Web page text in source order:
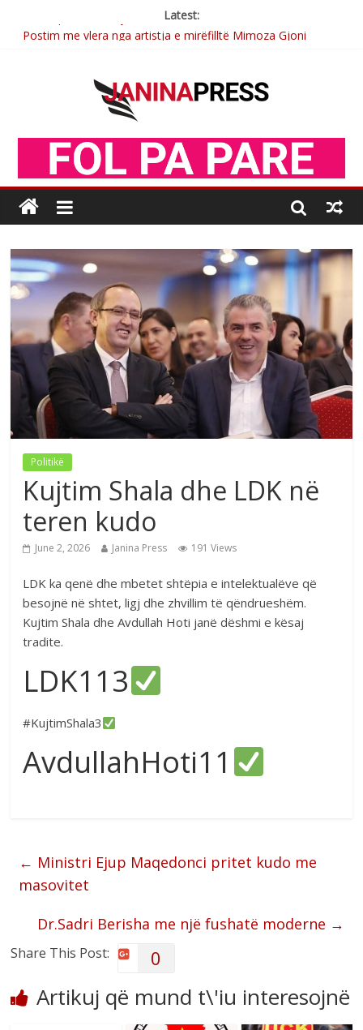
Latest:
Postim me vlera nga artistja e mirëfilltë Mimoza Gjoni
Brahim Çekaj njē veprimtar i respektuar i çeshtjës kombëtare
Sulm , pse të dua ty
Politikë
Kujtim Shala dhe LDK në
teren kudo
June 2, 2026 Janina Press 191 Views
LDK ka qenë dhe mbetet shtëpia e intelektualëve që
besojnë në shtet, ligj dhe zhvillim të qëndrueshëm.
Kujtim Shala dhe Avdullah Hoti janë dëshmi e kësaj
tradite.
LDK113
#KujtimShala3
AvdullahHoti11
← Ministri Ejup Maqedonci pritet kudo me
masovitet
Dr.Sadri Berisha me një fushatë moderne →
Share This Post: 0
Artikuj që mund t\'iu interesojnë